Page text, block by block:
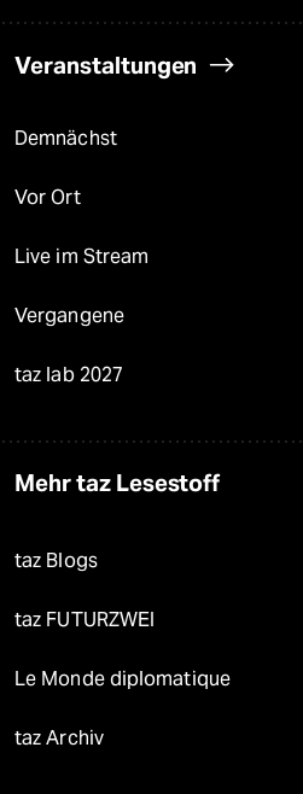
Veranstaltungen
Demnächst
Vor Ort
Live im Stream
Vergangene
taz lab 2027
Mehr taz Lesestoff
taz Blogs
taz FUTURZWEI
Le Monde diplomatique
taz Archiv